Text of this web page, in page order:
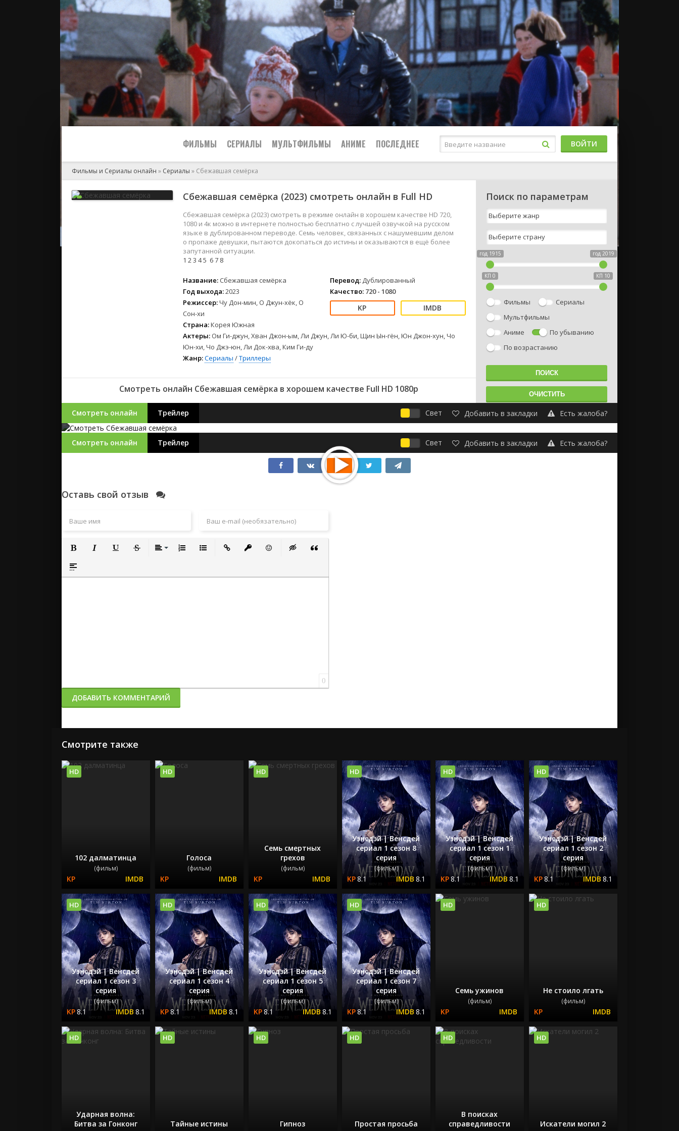
ФИЛЬМЫ
2024
2023
2022
2021
Русские
СССР
Зарубежные
Боевики
Военные
Детективы
Детские
Мелодрамы
Приключения
Семейные
Спорт
Фантастика
Фэнтези
СЕРИАЛЫ МУЛЬТФИЛЬМЫ АНИМЕ ПОСЛЕДНЕЕ
2024
2023
2022
Русские
СССР
Зарубежные
ВОЙТИ
Фильмы и Сериалы онлайн » Сериалы » Сбежавшая семёрка
Сбежавшая семёрка (2023) смотреть онлайн в Full HD
Сбежавшая семёрка (2023) смотреть в режиме онлайн в хорошем качестве HD 720,
1080 и 4к можно в интернете полностью бесплатно с лучшей озвучкой на русском
языке в дублированном переводе. Семь человек, связанных с нашумевшим делом
о пропаже девушки, пытаются докопаться до истины и оказываются в ещё более
запутанной ситуации.
1 23 45 67 8
Название: Сбежавшая семёрка
Год выхода:2023
Режиссер:Чу Дон-мин, О Джун-хёк, О
Сон-хи
Страна:Корея Южная
Перевод: Дублированный
Качество: 720 - 1080
Актеры: Ом Ги-джун, Хван Джон-ым, Ли Джун, Ли Ю-би, Щин Ын-гён, Юн Джон-хун, Чо
Юн-хи, Чо Джэ-юн, Ли Док-хва, Ким Ги-ду
Жанр:Сериалы /Триллеры
Смотреть онлайн Сбежавшая семёрка в хорошем качестве Full HD 1080p
Поиск по параметрам
год 1915 год 2019
КП 0 КП 10
Фильмы
Сериалы
Мультфильмы
Аниме
По убыванию
По возрастанию
Смотреть онлайн Трейлер Свет Добавить в закладки Есть жалоба?
Смотреть онлайн Трейлер Свет Добавить в закладки Есть жалоба?
Оставь свой отзыв
Полужирный
Вставка спойлера
0
ДОБАВИТЬ КОММЕНТАРИЙ
Смотрите также
102 далматинца
(фильм)
HD
Голоса
(фильм)
HD
Семь смертных
грехов
(фильм)
HD
Уэнсдэй | Венсдей
сериал 1 сезон 8
серия
(фильм)
8.1 8.1
HD
Уэнсдэй | Венсдей
сериал 1 сезон 1
серия
(фильм)
8.1 8.1
HD
Уэнсдэй | Венсдей
сериал 1 сезон 2
серия
(фильм)
8.1 8.1
HD
Уэнсдэй | Венсдей
сериал 1 сезон 3
серия
(фильм)
8.1 8.1
HD
Уэнсдэй | Венсдей
сериал 1 сезон 4
серия
(фильм)
8.1 8.1
HD
Уэнсдэй | Венсдей
сериал 1 сезон 5
серия
(фильм)
8.1 8.1
HD
Уэнсдэй | Венсдей
сериал 1 сезон 7
серия
(фильм)
8.1 8.1
HD
Семь ужинов
(фильм)
HD
Не стоило лгать
(фильм)
HD
Ударная волна:
Битва за Гонконг
HD
Тайные истины
HD
Гипноз
HD
Простая просьба
HD
В поисках
справедливости
HD
Искатели могил 2
HD